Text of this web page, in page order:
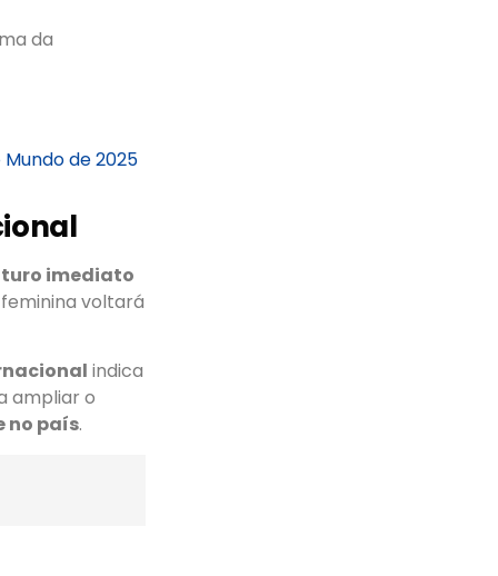
da
de 2025
imediato
feminina voltará
indica
ampliar o
no país.